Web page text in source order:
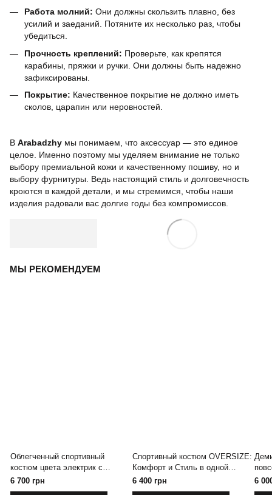
Работа молний: Они должны скользить плавно, без
усилий и заеданий. Потяните их несколько раз, чтобы
убедиться.
Прочность креплений: Проверьте, как крепятся
карабины, пряжки и ручки. Они должны быть надежно
зафиксированы.
Покрытие: Качественное покрытие не должно иметь
сколов, царапин или неровностей.
В Arabadzhy мы понимаем, что аксессуар — это единое
целое. Именно поэтому мы уделяем внимание не только
выбору премиальной кожи и качественному пошиву, но и
выбору фурнитуры. Ведь настоящий стиль и долговечность
кроются в каждой детали, и мы стремимся, чтобы наши
изделия радовали вас долгие годы без компромиссов.
МЫ РЕКОМЕНДУЕМ
Облегченный спортивный
костюм цвета электрик с
лампасом
6 700 грн
Спортивный костюм OVERSIZE:
Комфорт и Стиль в одной
оболочке
6 400 грн 6